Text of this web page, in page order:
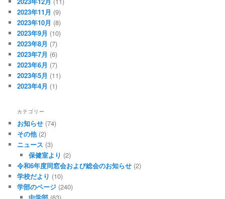
2023年11月 (9)
2023年10月 (8)
2023年9月 (10)
2023年8月 (7)
2023年7月 (6)
2023年6月 (7)
2023年5月 (11)
2023年4月 (1)
カテゴリー
お知らせ (74)
その他(2)
ニュース (3)
保健室より (2)
令和6年度同窓会および総会のお知らせ (2)
学校だより (10)
学部のページ (240)